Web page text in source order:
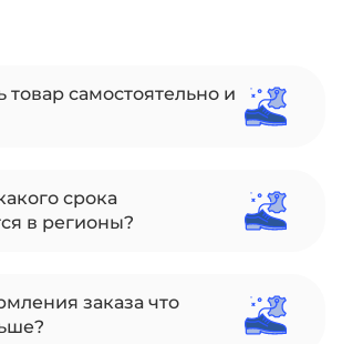
товар самостоятельно и
срока
в регионы?
заказа что